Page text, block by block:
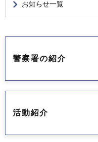
お知らせ一覧
警察署の紹介
活動紹介